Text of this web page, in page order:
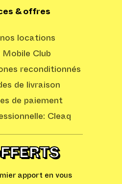
& offres
locations
Mobile Club
reconditionnés
de livraison
de paiement
Cleaq
apport en vous